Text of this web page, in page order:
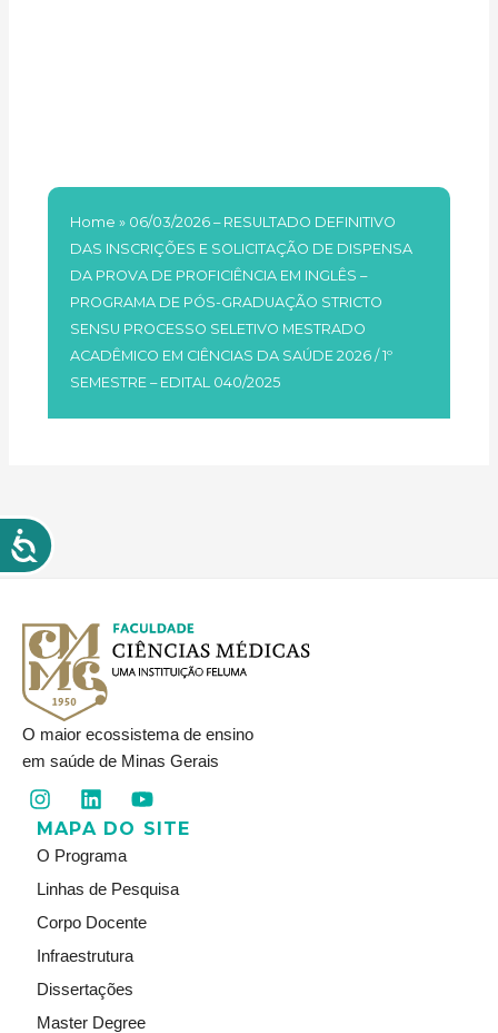
Home » 06/03/2026 – RESULTADO DEFINITIVO
DAS INSCRIÇÕES E SOLICITAÇÃO DE DISPENSA
DA PROVA DE PROFICIÊNCIA EM INGLÊS –
PROGRAMA DE PÓS-GRADUAÇÃO STRICTO
SENSU PROCESSO SELETIVO MESTRADO
ACADÊMICO EM CIÊNCIAS DA SAÚDE 2026 / 1º
SEMESTRE – EDITAL 040/2025
O maior ecossistema de ensino
em saúde de Minas Gerais
I
n
s
t
a
g
r
a
m
L
i
n
k
e
d
i
n
Y
o
u
u
b
e
MAPA DO SITE
O Programa
Linhas de Pesquisa
Corpo Docente
Infraestrutura
Dissertações
Master Degree